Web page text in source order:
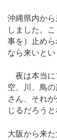
沖縄県内か
しました。
事を）止め
なら来いとい
夜は本当に
空、川、鳥
さん、それ
じるだろうと
大阪から来